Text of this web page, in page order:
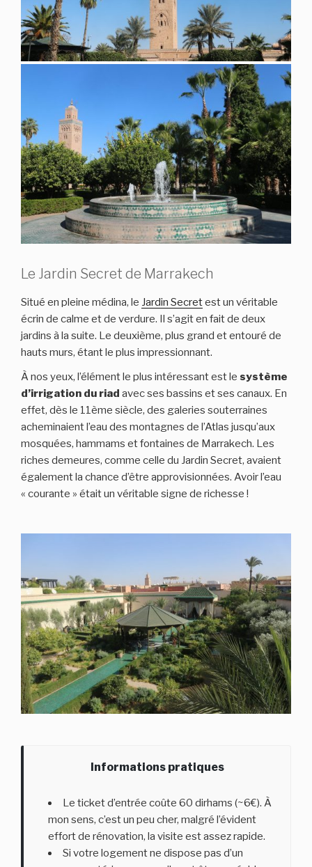
Le Jardin Secret de Marrakech
Situé en pleine médina, le Jardin Secretest un véritable
écrin de calme et de verdure. Il s’agit en fait de deux
jardins à la suite. Le deuxième, plus grand et entouré de
hauts murs, étant le plus impressionnant.
À nos yeux, l’élément le plus intéressant est le système
d’irrigation du riad avec ses bassins et ses canaux. En
effet, dès le 11ème siècle, des galeries souterraines
acheminaient l’eau des montagnes de l’Atlas jusqu’aux
mosquées, hammams et fontaines de Marrakech. Les
riches demeures, comme celle du Jardin Secret, avaient
également la chance d’être approvisionnées. Avoir l’eau
« courante » était un véritable signe de richesse !
Informations pratiques
Le ticket d’entrée coûte 60 dirhams (~6€). À
mon sens, c’est un peu cher, malgré l’évident
effort de rénovation, la visite est assez rapide.
Si votre logement ne dispose pas d’un